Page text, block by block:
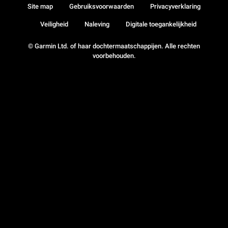
© Garmin Ltd. of haar dochtermaatschappijen. Alle rechten
voorbehouden.
Site map Gebruiksvoorwaarden Privacyverklaring
Veiligheid Naleving Digitale toegankelijkheid